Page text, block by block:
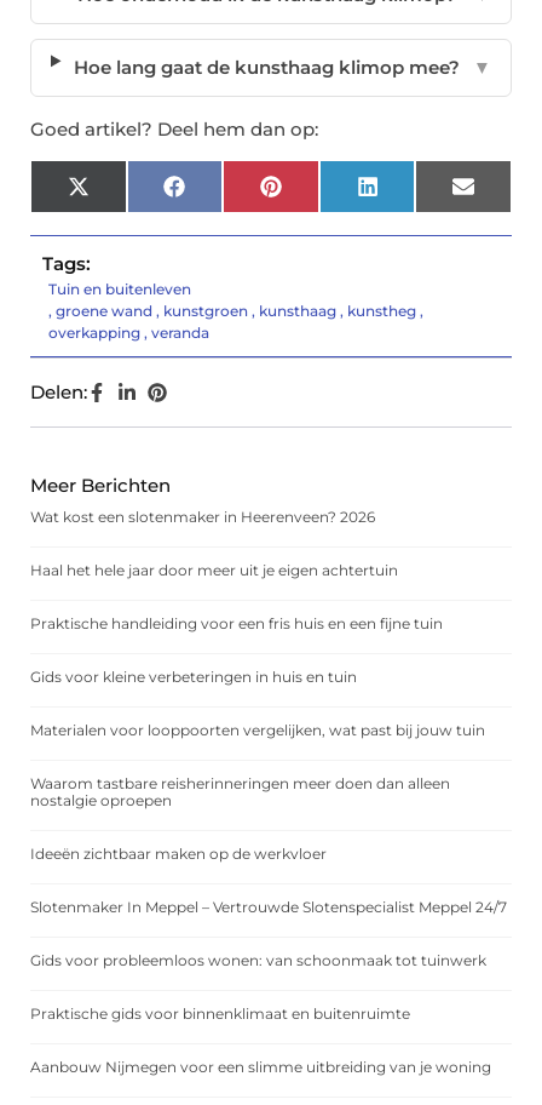
Hoe lang gaat de kunsthaag klimop mee? ▼
Goed artikel? Deel hem dan op:
X
(Twitter)
FacebookPinterest LinkedIn Email
Tags:
Tuin en buitenleven
, groene wand , kunstgroen , kunsthaag , kunstheg ,
overkapping , veranda
Delen:
Meer Berichten
Wat kost een slotenmaker in Heerenveen? 2026
Haal het hele jaar door meer uit je eigen achtertuin
Praktische handleiding voor een fris huis en een fijne tuin
Gids voor kleine verbeteringen in huis en tuin
Materialen voor looppoorten vergelijken, wat past bij jouw tuin
Waarom tastbare reisherinneringen meer doen dan alleen
nostalgie oproepen
Ideeën zichtbaar maken op de werkvloer
Slotenmaker In Meppel – Vertrouwde Slotenspecialist Meppel 24/7
Gids voor probleemloos wonen: van schoonmaak tot tuinwerk
Praktische gids voor binnenklimaat en buitenruimte
Aanbouw Nijmegen voor een slimme uitbreiding van je woning